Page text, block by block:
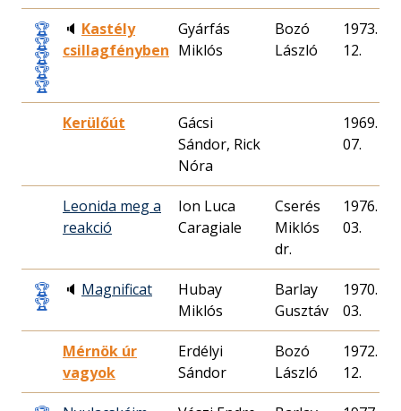
🏆
🏆
🏆
🏆
🏆
🔈 Kastély
csillagfényben
Gyárfás
Miklós
Bozó
László
1973. 03.
12.
Kerülőút
Gácsi
Sándor, Rick
Nóra
1969. 03.
07.
Leonida meg a
reakció
Ion Luca
Caragiale
Cserés
Miklós
dr.
1976. 08.
03.
🏆
🏆
🔈 Magnificat
Hubay
Miklós
Barlay
Gusztáv
1970. 04.
03.
Mérnök úr
vagyok
Erdélyi
Sándor
Bozó
László
1972. 02.
12.